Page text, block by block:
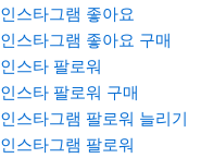
인스타그램 좋아요
인스타그램 좋아요 구매
인스타 팔로워
인스타 팔로워 구매
인스타그램 팔로워 늘리기
인스타그램 팔로워